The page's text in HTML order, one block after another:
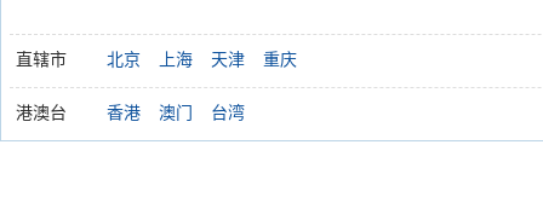
直辖市 北京 上海 天津 重庆
港澳台 香港 澳门 台湾